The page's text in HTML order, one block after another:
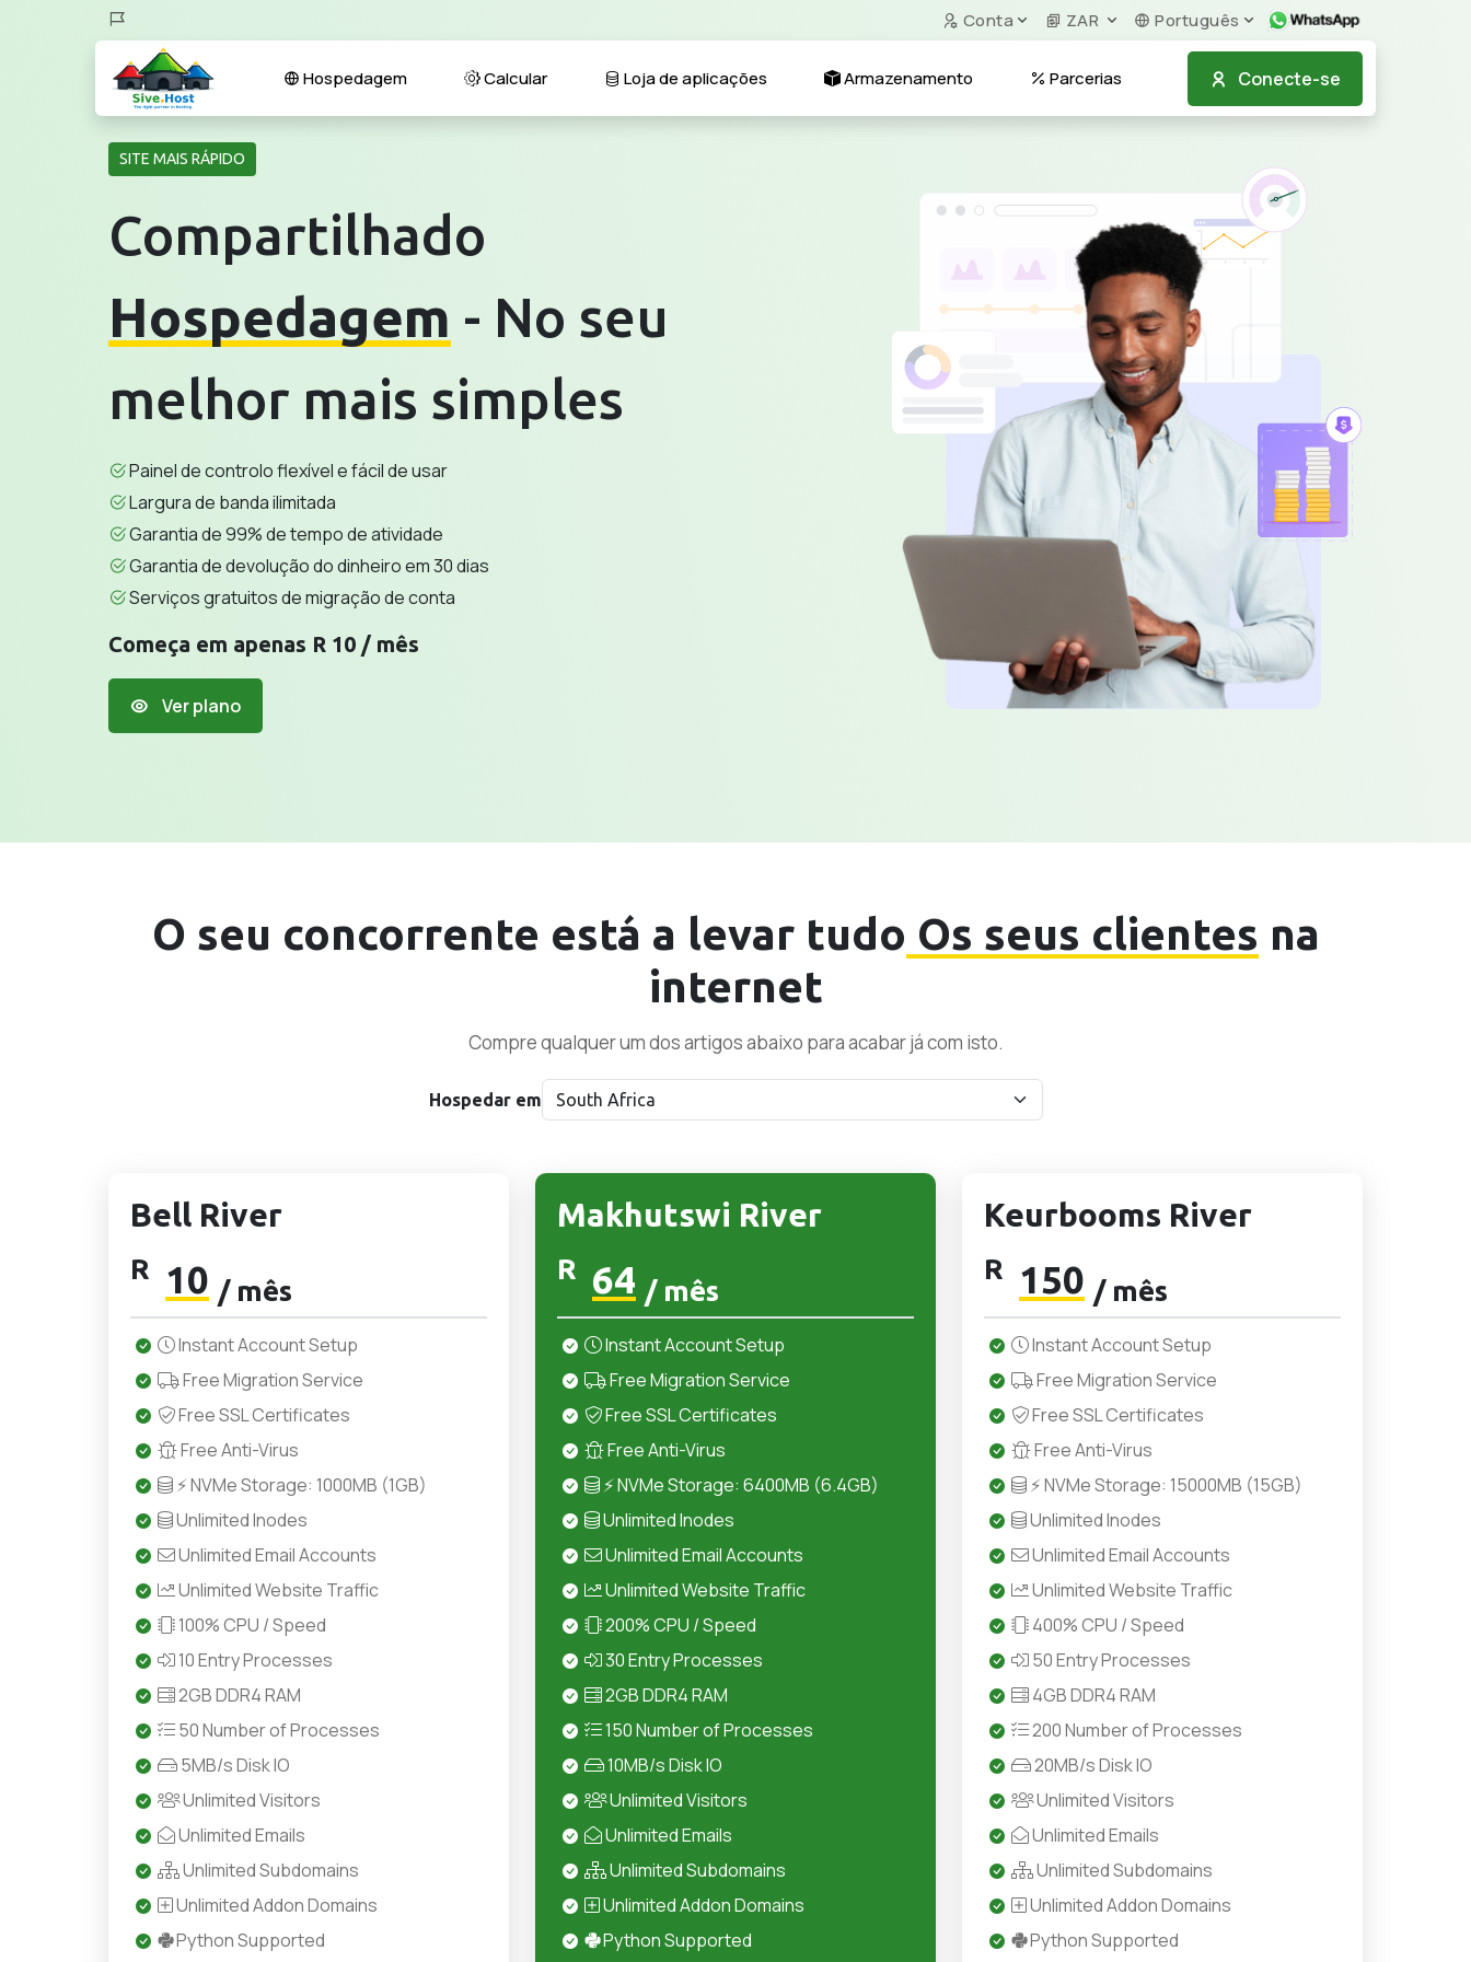
Conta ZAR Português
Conecte-se
Hospedagem Calcular Loja de aplicações Armazenamento Parcerias
SITE MAIS RÁPIDO
Compartilhado
Hospedagem - No seu
melhor mais simples
Painel de controlo flexível e fácil de usar
Largura de banda ilimitada
Garantia de 99% de tempo de atividade
Garantia de devolução do dinheiro em 30 dias
Serviços gratuitos de migração de conta
Começa em apenas R 10 / mês
Ver plano
O seu concorrente está a levar tudo Os seus clientes na
internet
Compre qualquer um dos artigos abaixo para acabar já com isto.
Hospedar em
Bell River
R 10 / mês
Instant Account Setup
Free Migration Service
Free SSL Certificates
Free Anti-Virus
⚡ NVMe Storage: 1000MB (1GB)
Unlimited Inodes
Unlimited Email Accounts
Unlimited Website Traffic
100% CPU / Speed
10 Entry Processes
2GB DDR4 RAM
50 Number of Processes
5MB/s Disk IO
Unlimited Visitors
Unlimited Emails
Unlimited Subdomains
Unlimited Addon Domains
Python Supported
Makhutswi River
R 64 / mês
Instant Account Setup
Free Migration Service
Free SSL Certificates
Free Anti-Virus
⚡ NVMe Storage: 6400MB (6.4GB)
Unlimited Inodes
Unlimited Email Accounts
Unlimited Website Traffic
200% CPU / Speed
30 Entry Processes
2GB DDR4 RAM
150 Number of Processes
10MB/s Disk IO
Unlimited Visitors
Unlimited Emails
Unlimited Subdomains
Unlimited Addon Domains
Python Supported
Keurbooms River
R 150 / mês
Instant Account Setup
Free Migration Service
Free SSL Certificates
Free Anti-Virus
⚡ NVMe Storage: 15000MB (15GB)
Unlimited Inodes
Unlimited Email Accounts
Unlimited Website Traffic
400% CPU / Speed
50 Entry Processes
4GB DDR4 RAM
200 Number of Processes
20MB/s Disk IO
Unlimited Visitors
Unlimited Emails
Unlimited Subdomains
Unlimited Addon Domains
Python Supported